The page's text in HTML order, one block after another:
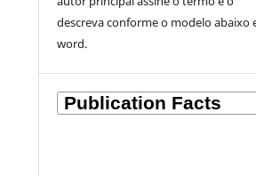
descrevaconforme o modelo abaixo
word.